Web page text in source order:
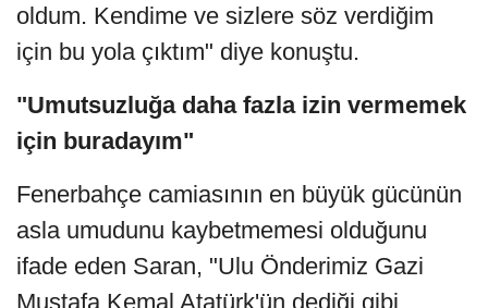
oldum. Kendime ve sizlere söz verdiğim
için bu yola çıktım" diye konuştu.
"Umutsuzluğa daha fazla izin vermemek
için buradayım"
Fenerbahçe camiasının en büyük gücünün
asla umudunu kaybetmemesi olduğunu
ifade eden Saran, "Ulu Önderimiz Gazi
Mustafa Kemal Atatürk'ün dediği gibi